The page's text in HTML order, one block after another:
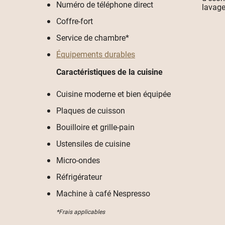
Numéro de téléphone direct
Coffre-fort
Service de chambre*
Équipements durables
Caractéristiques de la cuisine
Cuisine moderne et bien équipée
Plaques de cuisson
Bouilloire et grille-pain
Ustensiles de cuisine
Micro-ondes
Réfrigérateur
Machine à café Nespresso
*Frais applicables